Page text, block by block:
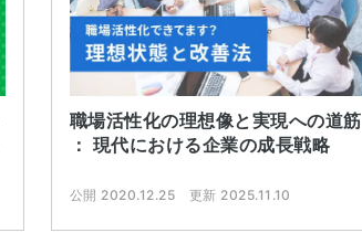
職場活性化の理想像と実現への道筋
： 現代における企業の成長戦略
公開 2020.12.25 更新 2025.11.10